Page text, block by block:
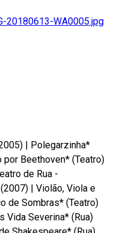
20180613-WA0005.jpg
| Polegarzinha*
de Rua -
| Violão, Viola e
de Sombras* (Teatro)
Vida Severina* (Rua)